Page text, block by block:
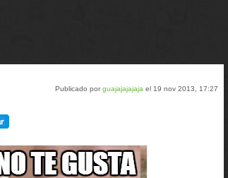
Publicado porguajajajajaja el 19 nov 2013, 17:27